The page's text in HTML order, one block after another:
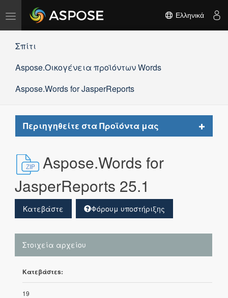
Εναλλαγή
πλοήγησης
Ελληνικά
Σπίτι
Aspose.Οικογένεια προϊόντων Words
Aspose.Words for JasperReports
Περιηγηθείτε στα Προϊόντα μας
Toggle
Aspose.Words for
JasperReports 25.1
Κατεβάστε Φόρουμ υποστήριξης
Στοιχεία αρχείου
Κατεβάστεs:
19